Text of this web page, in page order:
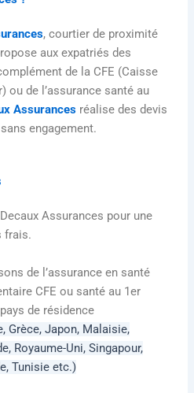
o
o
k
g
r
a
a
p
p
b
e
, courtier de proximité
aux expatriés des
de la CFE (Caisse
ou de l’assurance santé au
Assurances réalise des devis
engagement.
Assurances pour une
frais.
de l’assurance en santé
CFE ou santé au 1er
de résidence
Grèce, Japon, Malaisie,
Royaume-Uni,Singapour,
Tunisie etc.)